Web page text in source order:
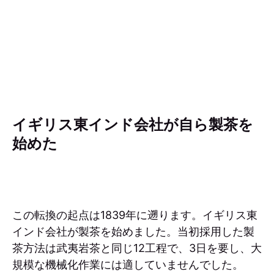
イギリス東インド会社が自ら製茶を
始めた
この転換の起点は1839年に遡ります。イギリス東
インド会社が製茶を始めました。当初採用した製
茶方法は武夷岩茶と同じ12工程で、3日を要し、大
規模な機械化作業には適していませんでした。